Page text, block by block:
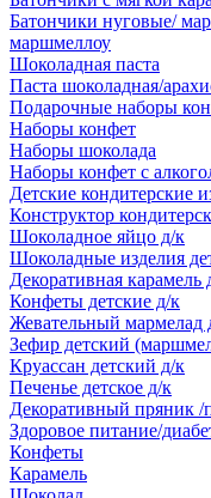
Батончики нуговые/
маршмеллоу
Шоколадная паста
Паста шоколадная/
Подарочные наборы
Наборы конфет
Наборы шоколада
Наборы конфет с
Детские кондитерские
Конструктор
Шоколадное яйцо д/к
Шоколадные изделия
Декоративная карамель
Конфеты детские д/к
Жевательный мармелад
Зефир детский
Круассан детский д/к
Печенье детское д/к
Декоративный пряник /
Здоровое питание/
Конфеты
Карамель